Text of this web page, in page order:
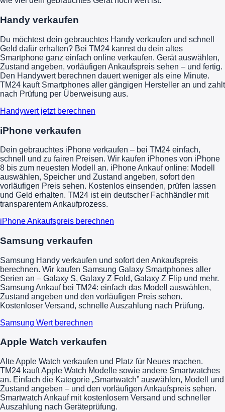
Handy verkaufen
Du möchtest dein gebrauchtes Handy verkaufen und schnell
Geld dafür erhalten? Bei TM24 kannst du dein altes
Smartphone ganz einfach online verkaufen. Gerät auswählen,
Zustand angeben, vorläufigen Ankaufspreis sehen – und fertig.
Den Handywert berechnen dauert weniger als eine Minute.
TM24 kauft Smartphones aller gängigen Hersteller an und zahlt
nach Prüfung per Überweisung aus.
Handywert jetzt berechnen
iPhone verkaufen
Dein gebrauchtes iPhone verkaufen – bei TM24 einfach,
schnell und zu fairen Preisen. Wir kaufen iPhones von iPhone
8 bis zum neuesten Modell an. iPhone Ankauf online: Modell
auswählen, Speicher und Zustand angeben, sofort den
vorläufigen Preis sehen. Kostenlos einsenden, prüfen lassen
und Geld erhalten. TM24 ist ein deutscher Fachhändler mit
transparentem Ankaufprozess.
iPhone Ankaufspreis berechnen
Samsung verkaufen
Samsung Handy verkaufen und sofort den Ankaufspreis
berechnen. Wir kaufen Samsung Galaxy Smartphones aller
Serien an – Galaxy S, Galaxy Z Fold, Galaxy Z Flip und mehr.
Samsung Ankauf bei TM24: einfach das Modell auswählen,
Zustand angeben und den vorläufigen Preis sehen.
Kostenloser Versand, schnelle Auszahlung nach Prüfung.
Samsung Wert berechnen
Apple Watch verkaufen
Alte Apple Watch verkaufen und Platz für Neues machen.
TM24 kauft Apple Watch Modelle sowie andere Smartwatches
an. Einfach die Kategorie „Smartwatch” auswählen, Modell und
Zustand angeben – und den vorläufigen Ankaufspreis sehen.
Smartwatch Ankauf mit kostenlosem Versand und schneller
Auszahlung nach Geräteprüfung.